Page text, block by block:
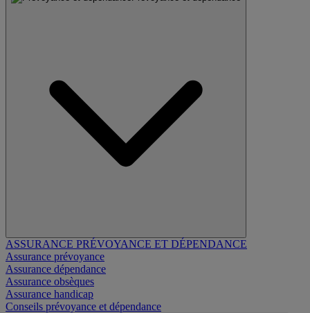
ASSURANCE PRÉVOYANCE ET DÉPENDANCE
Assurance prévoyance
Assurance dépendance
Assurance obsèques
Assurance handicap
Conseils prévoyance et dépendance